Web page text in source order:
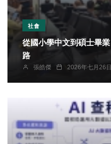
社會
從國小學中文到碩士畢業 印尼新住民勇闖幸福人生
路
張皓傑 2026年七月26日